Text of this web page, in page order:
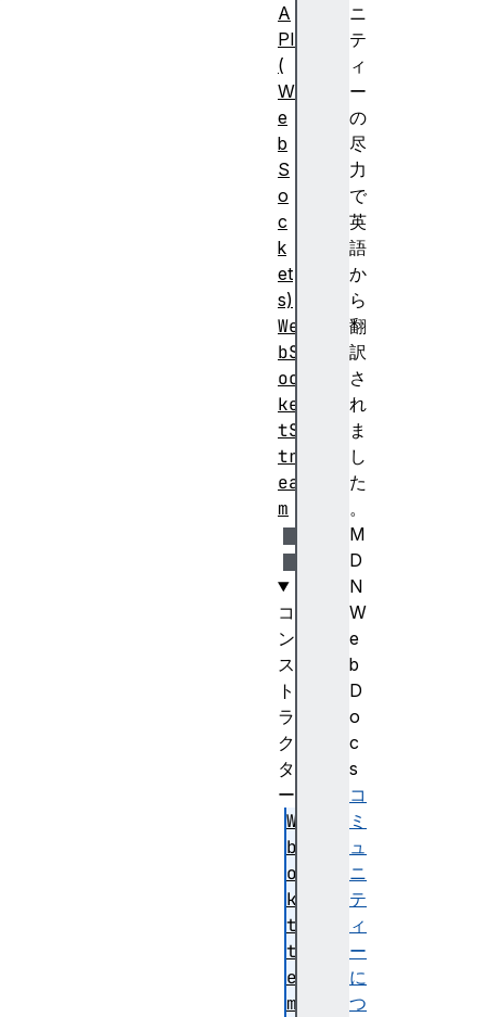
ニ
テ
ィ
ー
の
尽
力
で
英
語
か
ら
翻
訳
さ
れ
ま
し
た
。
M
D
N
W
e
b
D
o
c
s
コ
ミ
ュ
ニ
テ
ィ
ー
に
つ
A
PI
(
W
e
b
S
o
c
k
et
s)
We
bS
oc
ke
tS
tr
ea
m
コ
ン
ス
ト
ラ
ク
タ
ー
We
bS
oc
ke
tS
tr
ea
m(